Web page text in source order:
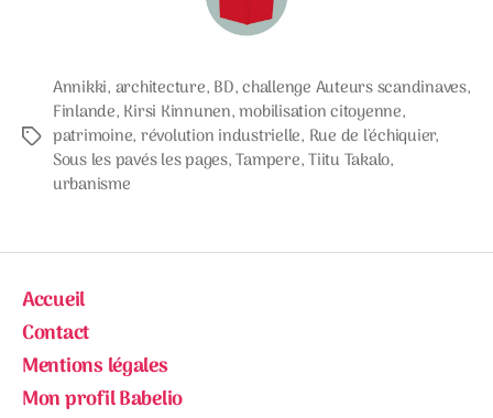
Étiquettes
Annikki, architecture, BD,challenge Auteurs scandinaves,
Finlande, Kirsi Kinnunen,mobilisation citoyenne,
patrimoine, révolution industrielle, Rue de l'échiquier,
Sous les pavés les pages,Tampere,Tiitu Takalo,
urbanisme
Accueil
Contact
Mentions légales
Mon profil Babelio